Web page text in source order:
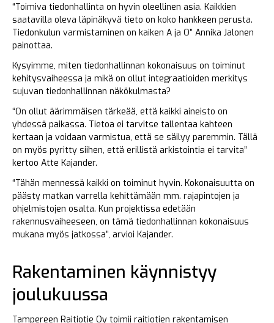
“Toimiva tiedonhallinta on hyvin oleellinen asia. Kaikkien
saatavilla oleva läpinäkyvä tieto on koko hankkeen perusta.
Tiedonkulun varmistaminen on kaiken A ja O” Annika Jalonen
painottaa.
Kysyimme, miten tiedonhallinnan kokonaisuus on toiminut
kehitysvaiheessa ja mikä on ollut integraatioiden merkitys
sujuvan tiedonhallinnan näkökulmasta?
“On ollut äärimmäisen tärkeää, että kaikki aineisto on
yhdessä paikassa. Tietoa ei tarvitse tallentaa kahteen
kertaan ja voidaan varmistua, että se säilyy paremmin. Tällä
on myös pyritty siihen, että erillistä arkistointia ei tarvita”
kertoo Atte Kajander.
“Tähän mennessä kaikki on toiminut hyvin. Kokonaisuutta on
päästy matkan varrella kehittämään mm. rajapintojen ja
ohjelmistojen osalta. Kun projektissa edetään
rakennusvaiheeseen, on tämä tiedonhallinnan kokonaisuus
mukana myös jatkossa”, arvioi Kajander.
Rakentaminen käynnistyy
joulukuussa
Tampereen Raitiotie Oy toimii raitiotien rakentamisen